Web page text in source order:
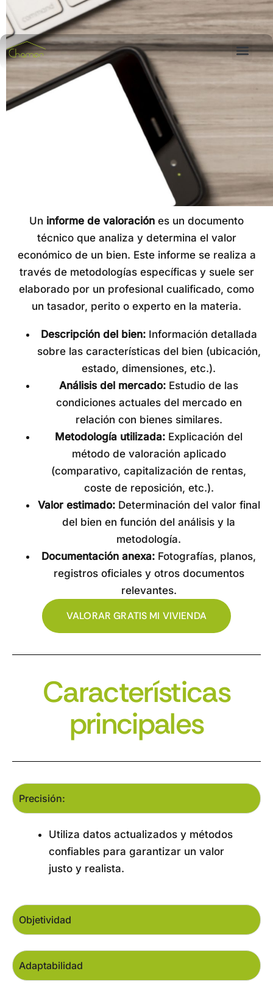
Un informe de valoración es un documento
técnico que analiza y determina el valor
económico de un bien. Este informe se realiza a
través de metodologías específicas y suele ser
elaborado por un profesional cualificado, como
un tasador, perito o experto en la materia.
Descripción del bien:Información detallada
sobre las características del bien (ubicación,
estado, dimensiones, etc.).
Análisis del mercado: Estudio de las
condiciones actuales del mercado en
relación con bienes similares.
Metodología utilizada: Explicación del
método de valoración aplicado
(comparativo, capitalización de rentas,
coste de reposición, etc.).
Valor estimado:Determinación del valor final
del bien en función del análisis y la
metodología.
Documentación anexa: Fotografías, planos,
registros oficiales y otros documentos
relevantes.
VALORAR GRATIS MI VIVIENDA
Características
principales
Precisión:
Utiliza datos actualizados y métodos
confiables para garantizar un valor
justo y realista.
Objetividad
Adaptabilidad